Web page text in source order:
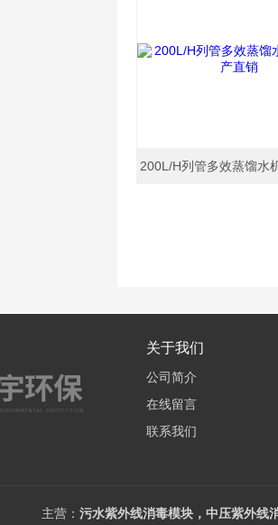
关于我们
公司简介
在线留言
联系我们
主营： 污水紫外线消毒模块，中压紫外线